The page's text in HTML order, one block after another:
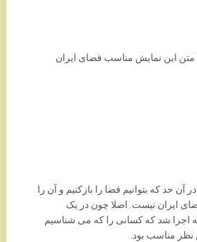
متن این نمایش مناسب فضای ایران
آن حد که بتوانیم فضا را بازکنیم و آن را
ایران نیست. اصلا چون در یک
اجرا شد که کسانی را که می شناسیم
نظر مناسب بود.